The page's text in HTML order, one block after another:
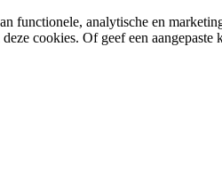
analytische en
cookies. Of geef een aangepaste